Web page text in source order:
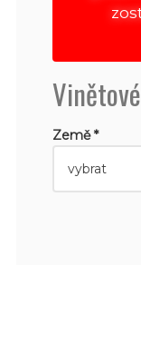
Země *